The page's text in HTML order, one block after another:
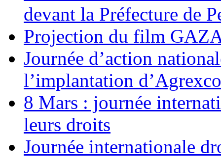
devant la Préfecture de
Projection du film
Journée d’action
l’implantation d’Agrexco
8 Mars : journée
leurs droits
Journée internationale